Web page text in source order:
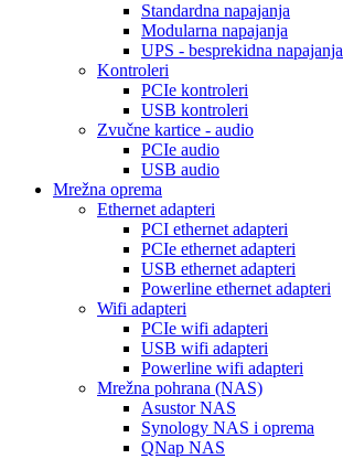
Standardna napajanja
Modularna napajanja
UPS - besprekidna napajanja
Kontroleri
PCIe kontroleri
USB kontroleri
Zvučne kartice - audio
PCIe audio
USB audio
Mrežna oprema
Ethernet adapteri
PCI ethernet adapteri
PCIe ethernet adapteri
USB ethernet adapteri
Powerline ethernet adapteri
Wifi adapteri
PCIe wifi adapteri
USB wifi adapteri
Powerline wifi adapteri
Mrežna pohrana (NAS)
Asustor NAS
Synology NAS i oprema
QNap NAS